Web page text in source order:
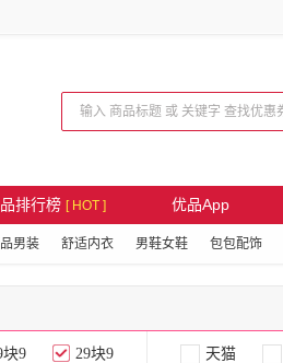
排行榜 [ HOT ] 优品App
男装 舒适内衣 男鞋女鞋 包包配饰
块9 29块9 天猫